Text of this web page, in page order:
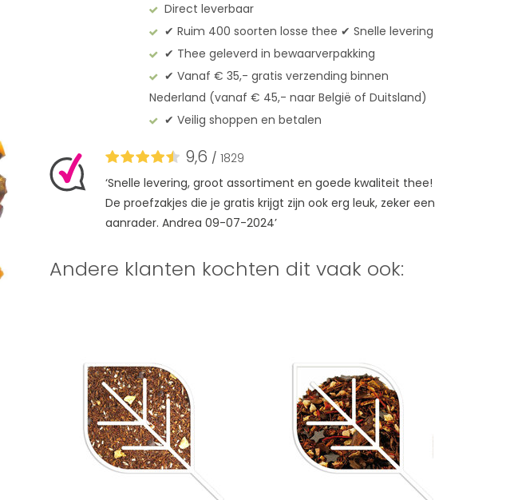
Direct leverbaar
✔︎ Ruim 400 soorten losse thee ✔︎ Snelle levering
✔︎ Thee geleverd in bewaarverpakking
✔︎ Vanaf € 35,- gratis verzending binnen
Nederland (vanaf € 45,- naar België of Duitsland)
✔︎ Veilig shoppen en betalen
9,6 / 1829
‘Snelle levering, groot assortiment en goede kwaliteit thee!
De proefzakjes die je gratis krijgt zijn ook erg leuk, zeker een
aanrader. Andrea 09-07-2024’
Andere klanten kochten dit vaak ook: